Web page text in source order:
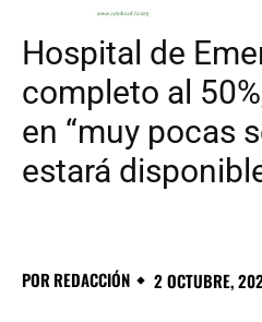
Hospital de
completo al
en “muy pocas
estará
POR REDACCIÓN 2 OCTUBRE,